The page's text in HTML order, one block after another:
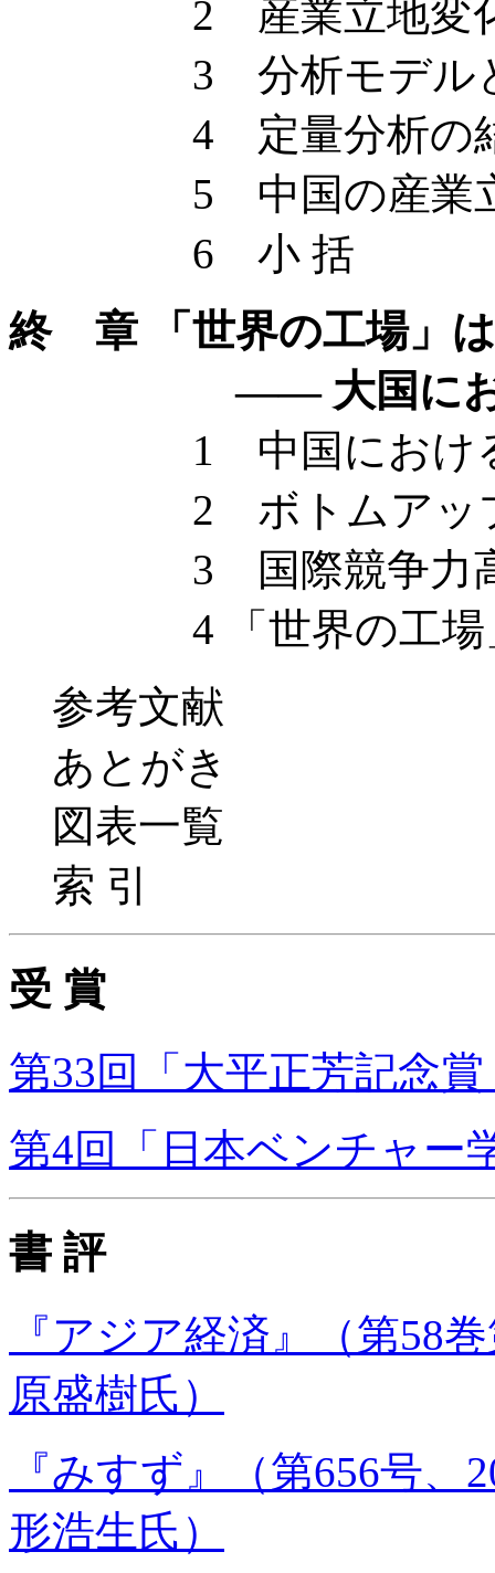
2 産業立地変化
3 分析モデルと
4 定量分析の
5 中国の産業立地
6 小 括
終 章 「世界の工場」
—— 大国における
1 中国における産
2 ボトムアップ型
3 国際競争力高
4 「世界の工場」
参考文献
あとがき
図表一覧
索 引
受 賞
第33回「大平正芳記念賞
第4回「日本ベンチャー
書 評
『アジア経済』（第58
原盛樹氏）
『みすず』（第656号
形浩生氏）